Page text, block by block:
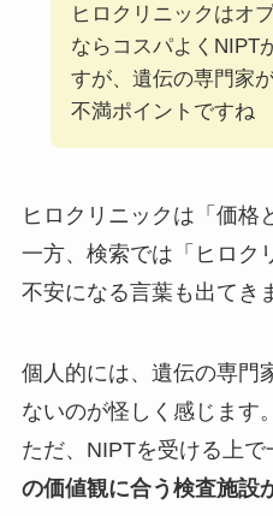
ヒロクリニックはオ
ならコスパよくNIPT
すが、遺伝の専門家
不満ポイントですね
ヒロクリニックは「価格
一方、検索では「ヒロク
不安になる言葉も出てき
個人的には、遺伝の専門
ないのが怪しく感じます。
ただ、NIPTを受ける上で
の価値観に合う検査施設